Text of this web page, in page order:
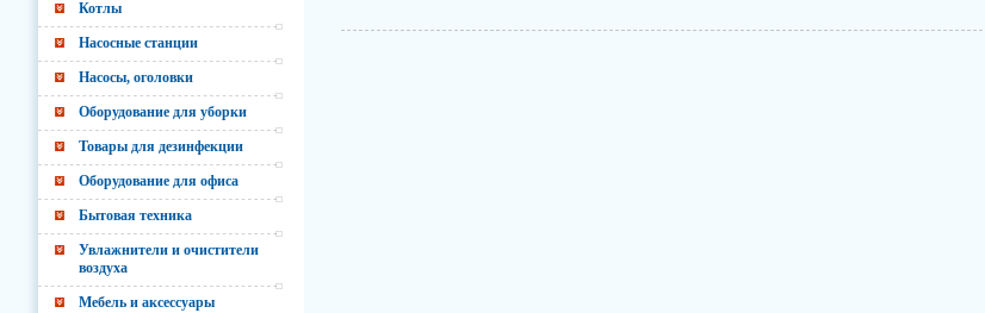
Котлы
Насосные станции
Насосы, оголовки
Оборудование для уборки
Товары для дезинфекции
Оборудование для офиса
Бытовая техника
Увлажнители и очистители
воздуха
Мебель и аксессуары